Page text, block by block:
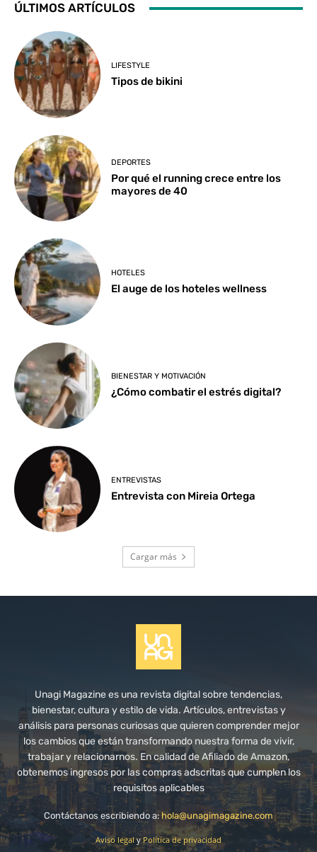
ÚLTIMOS ARTÍCULOS
LIFESTYLE
Tipos de bikini
DEPORTES
Por qué el running crece entre los
mayores de 40
HOTELES
El auge de los hoteles wellness
BIENESTAR Y MOTIVACIÓN
¿Cómo combatir el estrés digital?
ENTREVISTAS
Entrevista con Mireia Ortega
Cargar más
Unagi Magazine es una revista digital sobre tendencias,
bienestar, cultura y estilo de vida. Artículos, entrevistas y
análisis para personas curiosas que quieren comprender mejor
los cambios que están transformando nuestra forma de vivir,
trabajar y relacionarnos. En calidad de Afiliado de Amazon,
obtenemos ingresos por las compras adscritas que cumplen los
requisitos aplicables
Contáctanos escribiendo a:hola@unagimagazine.com
Aviso legalyPolítica de privacidad